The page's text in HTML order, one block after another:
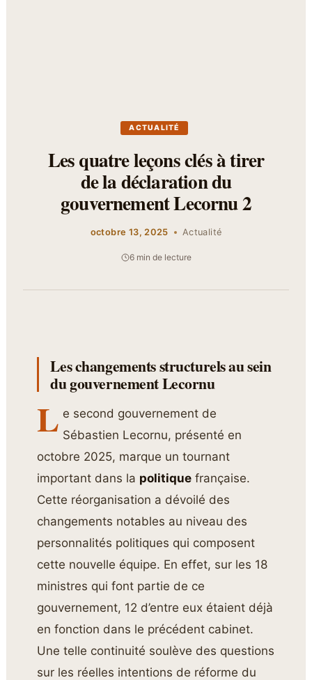
ACTUALITÉ
Les quatre leçons clés à tirer
de la déclaration du
gouvernement Lecornu 2
octobre 13, 2025 Actualité
6 min de lecture
Les changements structurels au sein
du gouvernement Lecornu
L e second gouvernement de
Sébastien Lecornu, présenté en
octobre 2025, marque un tournant
important dans la politique française.
Cette réorganisation a dévoilé des
changements notables au niveau des
personnalités politiques qui composent
cette nouvelle équipe. En effet, sur les 18
ministres qui font partie de ce
gouvernement, 12 d’entre eux étaient déjà
en fonction dans le précédent cabinet.
Une telle continuité soulève des questions
sur les réelles intentions de réforme du